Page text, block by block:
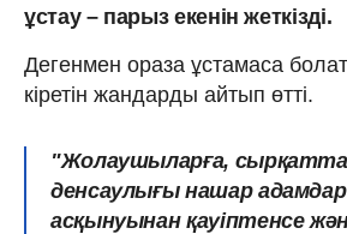
ұстау – парыз екенін жеткізді.
Дегенмен ораза ұстамаса
кіретін жандарды айтып өтті.
"Жолаушыларға,
денсаулығы нашар
асқынуынан қауіптенсе